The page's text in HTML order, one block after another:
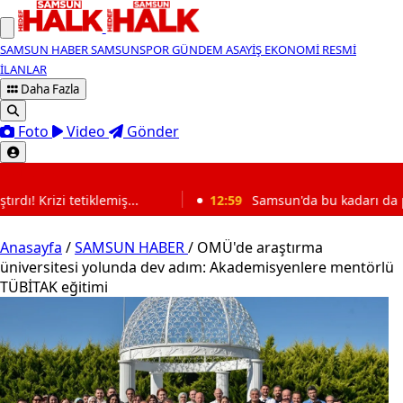
SAMSUN HABERSAMSUNSPORGÜNDEM ASAYİŞ EKONOMİ RESMİ
İLANLAR
Daha Fazla
Foto Video Gönder
12:59 Samsun'da bu kadarı da pes dedirten olay: Çocuk
Anasayfa /SAMSUN HABER/ OMÜ'de araştırma
üniversitesi yolunda dev adım: Akademisyenlere mentörlü
TÜBİTAK eğitimi